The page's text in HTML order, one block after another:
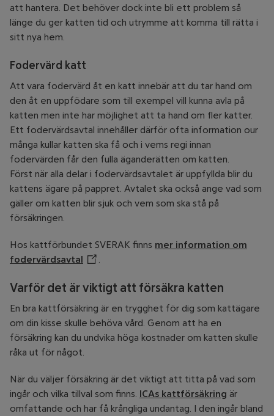
att hantera. Det behöver dock inte bli ett problem så
länge du ger katten tid och utrymme att komma till rätta i
sitt nya hem.
Fodervärd katt
Att vara fodervärd åt en katt innebär att du tar hand om
den åt en uppfödare som till exempel vill kunna avla på
katten men inte har möjlighet att ta hand om fler katter.
Ett fodervärdsavtal innehåller därför ofta information our
många kullar katten ska få och i vems regi innan
fodervärden får den fulla äganderätten om katten.
Först när alla delar i fodervärdsavtalet är uppfyllda blir du
kattens ägare på pappret. Avtalet ska också ange vad som
gäller om katten blir sjuk och vem som ska stå på
försäkringen.
Hos kattförbundet SVERAK finns mer information om
fodervärdsavtal Öppnar annan webbplats
.
Varför det är viktigt att försäkra katten
En bra kattförsäkring är en trygghet för dig som kattägare
om din kisse skulle behöva vård. Genom att ha en
försäkring kan du undvika höga kostnader om katten skulle
råka ut för något.
När du väljer försäkring är det viktigt att titta på vad som
ingår och vilka tillval som finns. ICAs kattförsäkring är
omfattande och har få krångliga undantag. I den ingår bland